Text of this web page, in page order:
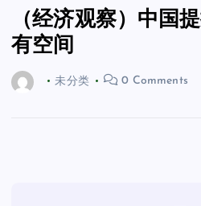
（经济观察）中国
有空间
未分类 0 Comments